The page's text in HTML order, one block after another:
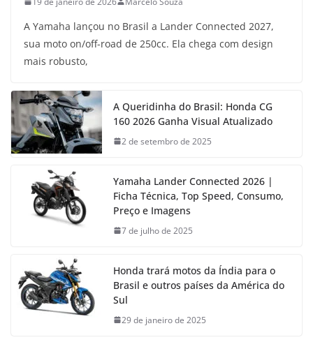
A Yamaha lançou no Brasil a Lander Connected 2027,
sua moto on/off-road de 250cc. Ela chega com design
mais robusto,
A Queridinha do Brasil: Honda CG
160 2026 Ganha Visual Atualizado
2 de setembro de 2025
Yamaha Lander Connected 2026 |
Ficha Técnica, Top Speed, Consumo,
Preço e Imagens
7 de julho de 2025
Honda trará motos da Índia para o
Brasil e outros países da América do
Sul
29 de janeiro de 2025